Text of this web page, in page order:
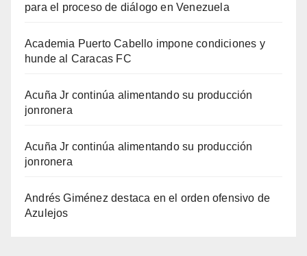
para el proceso de diálogo en Venezuela
Academia Puerto Cabello impone condiciones y
hunde al Caracas FC
Acuña Jr continúa alimentando su producción
jonronera
Acuña Jr continúa alimentando su producción
jonronera
Andrés Giménez destaca en el orden ofensivo de
Azulejos